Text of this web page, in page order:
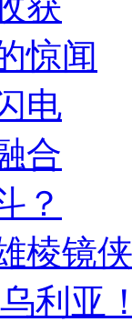
惊闻
电
合
？
棱镜侠
利亚